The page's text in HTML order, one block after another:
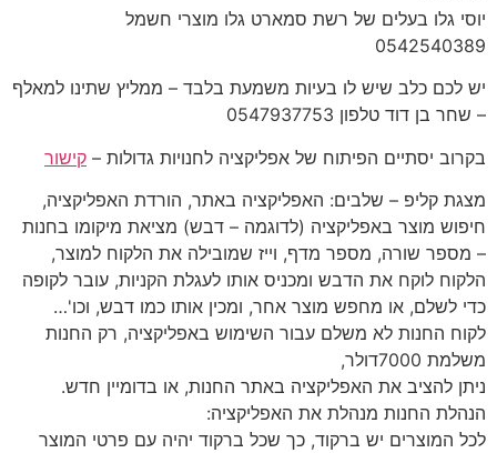
יוסי גלו בעלים של רשת סמארט גלו מוצרי חשמל
‎0542540389‎
יש לכם כלב שיש לו בעיות משמעת בלבד – ממליץ שתינו למאלף
– שחר בן דוד טלפון 0547937753
בקרוב יסתיים הפיתוח של אפליקציה לחנויות גדולות – קישור
מצגת קליפ – שלבים: האפליקציה באתר, הורדת האפליקציה,
חיפוש מוצר באפליקציה (לדוגמה – דבש) מציאת מיקומו בחנות
– מספר שורה, מספר מדף, וייז שמובילה את הלקוח למוצר,
הלקוח לוקח את הדבש ומכניס אותו לעגלת הקניות, עובר לקופה
כדי לשלם, או מחפש מוצר אחר, ומכין אותו כמו דבש, וכו'…
לקוח החנות לא משלם עבור השימוש באפליקציה, רק החנות
משלמת 7000דולר,
ניתן להציב את האפליקציה באתר החנות, או בדומיין חדש.
הנהלת החנות מנהלת את האפליקציה:
לכל המוצרים יש ברקוד, כך שכל ברקוד יהיה עם פרטי המוצר